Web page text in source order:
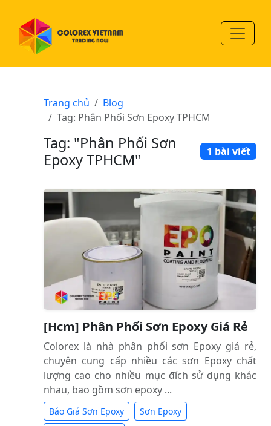
Trang chủ
Blog
Tag: Phân Phối Sơn Epoxy TPHCM
Tag: "Phân Phối Sơn
Epoxy TPHCM"
1 bài viết
[Hcm] Phân Phối Sơn Epoxy Giá Rẻ
Colorex là nhà phân phối sơn Epoxy giá rẻ,
chuyên cung cấp nhiều các sơn Epoxy chất
lượng cao cho nhiều mục đích sử dụng khác
nhau, bao gồm sơn epoxy ...
Báo Giá Sơn Epoxy
Sơn Epoxy